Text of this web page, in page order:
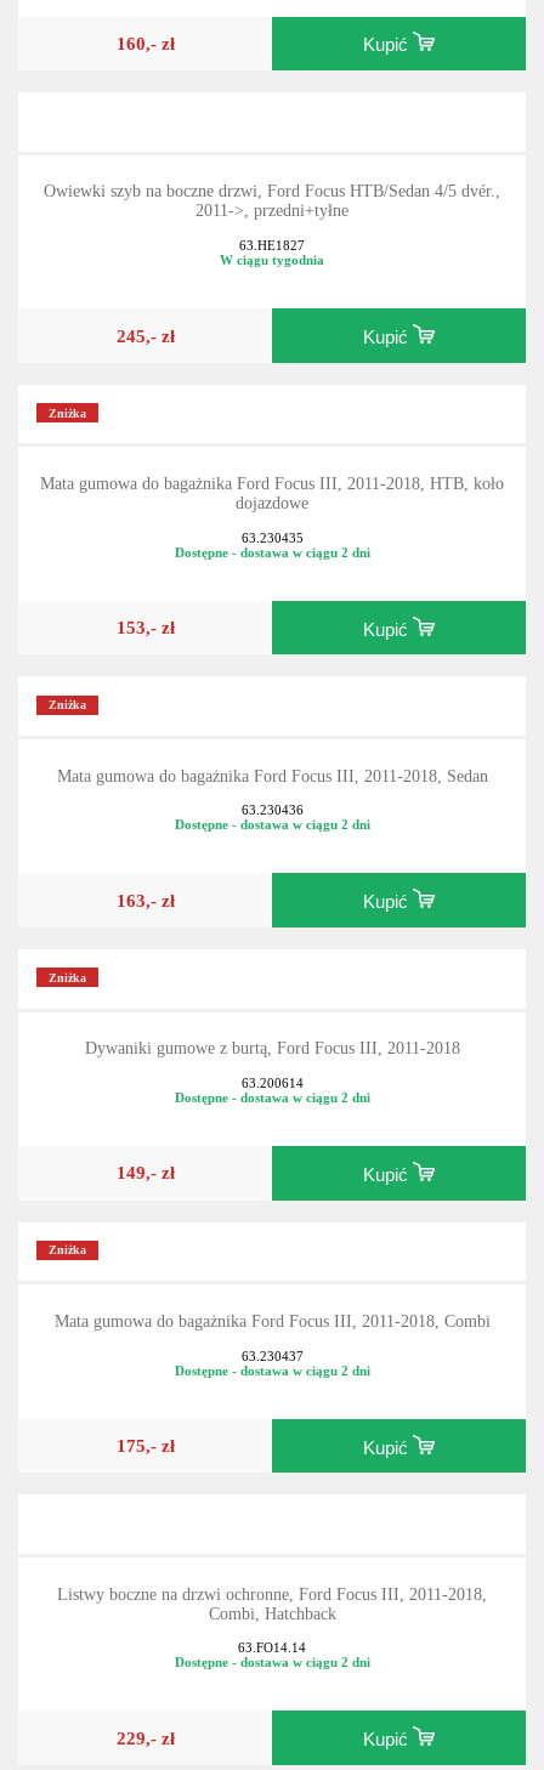
160,- zł Kupić
Owiewki szyb na boczne drzwi, Ford Focus HTB/Sedan 4/5 dvér.,
2011->, przedni+tyłne
63.HE1827
W ciągu tygodnia
245,- zł Kupić
Zniżka
Mata gumowa do bagażnika Ford Focus III, 2011-2018, HTB, koło
dojazdowe
63.230435
Dostępne - dostawa w ciągu 2 dni
153,- zł Kupić
Zniżka
Mata gumowa do bagażnika Ford Focus III, 2011-2018, Sedan
63.230436
Dostępne - dostawa w ciągu 2 dni
163,- zł Kupić
Zniżka
Dywaniki gumowe z burtą, Ford Focus III, 2011-2018
63.200614
Dostępne - dostawa w ciągu 2 dni
149,- zł Kupić
Zniżka
Mata gumowa do bagażnika Ford Focus III, 2011-2018, Combi
63.230437
Dostępne - dostawa w ciągu 2 dni
175,- zł Kupić
Listwy boczne na drzwi ochronne, Ford Focus III, 2011-2018,
Combi, Hatchback
63.FO14.14
Dostępne - dostawa w ciągu 2 dni
229,- zł Kupić